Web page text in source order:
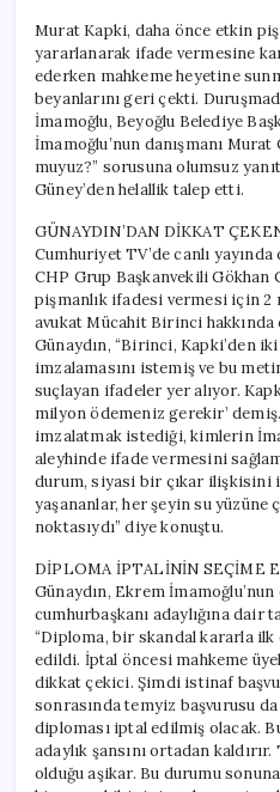
Murat Kapki, daha önce etkin
yararlanarak ifade vermesine
ederken mahkeme heyetine
beyanlarını geri çekti.
İmamoğlu, Beyoğlu Belediye
İmamoğlu’nun danışmanı Murat
muyuz?” sorusuna olumsuz
Güney’den helallik talep etti.
GÜNAYDIN’DAN DİKKAT
Cumhuriyet TV’de canlı
CHP Grup Başkanvekili Gökhan
pişmanlık ifadesi vermesi için
avukat Mücahit Birinci hakkında
Günaydın, “Birinci, Kapki’den
imzalamasını istemiş ve bu
suçlayan ifadeler yer alıyor.
milyon ödemeniz gerekir’
imzalatmak istediği, kimlerin
aleyhinde ifade vermesini
durum, siyasi bir çıkar ilişkisini
yaşananlar, her şeyin su yüzüne
noktasıydı” diye konuştu.
DİPLOMA İPTALİNİN SEÇİME
Günaydın, Ekrem
cumhurbaşkanı adaylığına dair
“Diploma, bir skandal kararla
edildi. İptal öncesi mahkeme
dikkat çekici. Şimdi istinaf
sonrasında temyiz başvurusu
diploması iptal edilmiş olacak.
adaylık şansını ortadan
olduğu aşikar. Bu durumu